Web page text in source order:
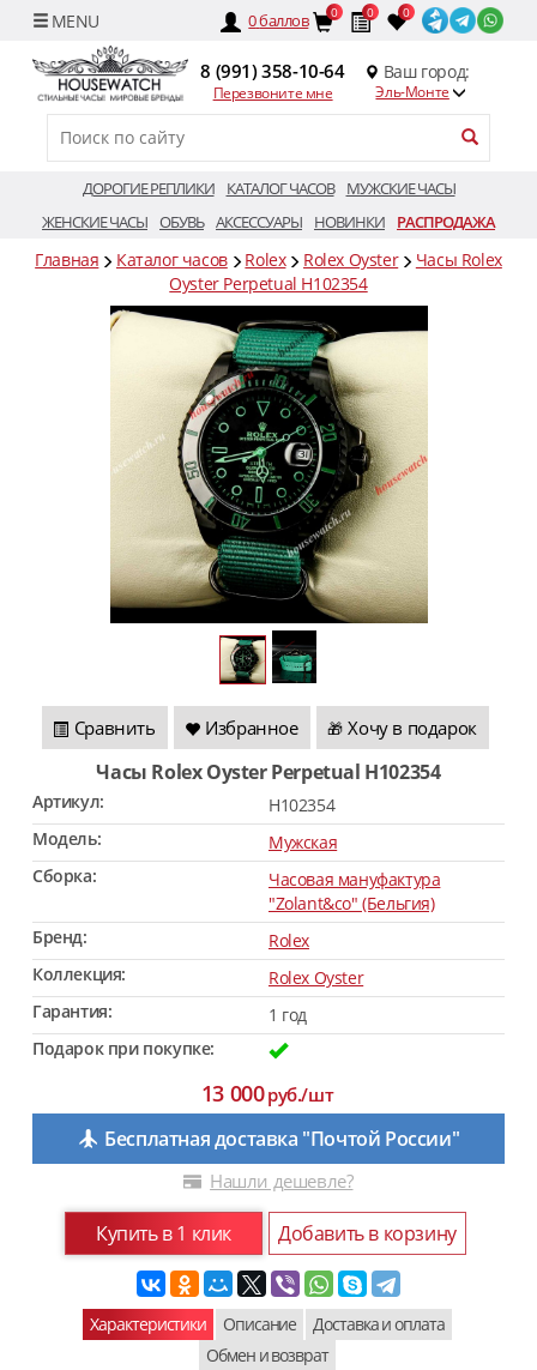
0баллов 0 0 0
8 (991) 358-10-64
Перезвоните мне
Ваш город:
Эль-Монте
ДОРОГИЕ РЕПЛИКИ КАТАЛОГ ЧАСОВ
МУЖСКИЕ ЧАСЫ
ЖЕНСКИЕ ЧАСЫ ОБУВЬ АКСЕССУАРЫ НОВИНКИ РАСПРОДАЖА
Главная Каталог часов Rolex Rolex Oyster
Часы Rolex
Oyster Perpetual H102354
Сравнить Избранное 🎁 Хочу в подарок
Часы Rolex Oyster Perpetual H102354
Артикул:
H102354
Модель:
Мужская
Сборка:
Часовая мануфактура
"Zolant&co" (Бельгия)
Бренд:
Rolex
Коллекция:
Rolex Oyster
Гарантия:
1 год
Подарок при покупке:
13 000руб./шт
Бесплатная доставка "Почтой России"
Нашли дешевле?
Купить в 1 клик Добавить в корзину
Характеристики Описание
Доставка и оплата
Обмен и возврат